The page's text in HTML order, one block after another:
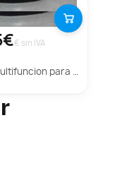
€ sin IVA
para Peugeot 508 Sw